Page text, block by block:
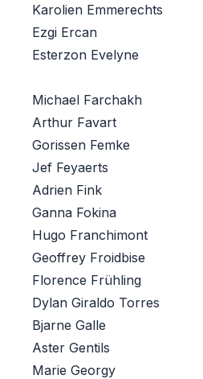
Karolien Emmerechts
Ezgi Ercan
Esterzon Evelyne
Michael Farchakh
Arthur Favart
Gorissen Femke
Jef Feyaerts
Adrien Fink
Ganna Fokina
Hugo Franchimont
Geoffrey Froidbise
Florence Frühling
Dylan Giraldo Torres
Bjarne Galle
Aster Gentils
Marie Georgy